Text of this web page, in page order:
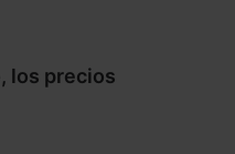
los precios